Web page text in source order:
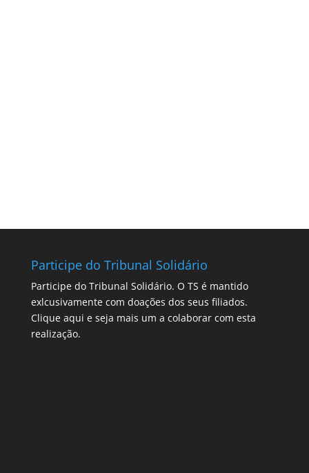
Participe do Tribunal Solidário
Participe do Tribunal Solidário. O TS é mantido
exlcusivamente com doações dos seus filiados.
Clique aqui e seja mais um a colaborar com esta
realização.